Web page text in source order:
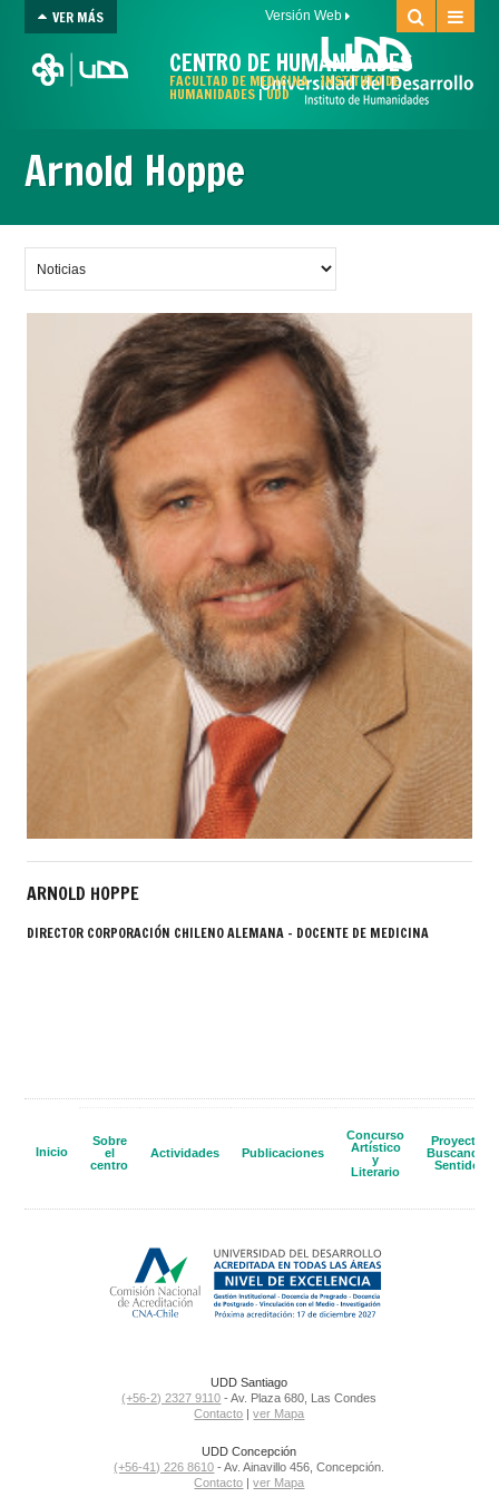
Versión Web
VER MÁS
CENTRO DE HUMANIDADES
FACULTAD DE MEDICINA-INSTITUTO DE
HUMANIDADES |UDD
Arnold Hoppe
ARNOLD HOPPE
DIRECTOR CORPORACIÓN CHILENO ALEMANA - DOCENTE DE MEDICINA
Inicio
Sobre
el
centro
Actividades Publicaciones
Concurso
Artístico
y
Literario
Proyecto
Buscando
Sentido
UDD Santiago
(+56-2) 2327 9110 - Av. Plaza 680, Las Condes
Contacto |ver Mapa
UDD Concepción
(+56-41) 226 8610 - Av. Ainavillo 456, Concepción.
Contacto |ver Mapa